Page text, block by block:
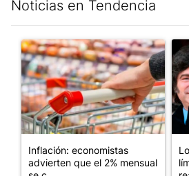
Noticias en Tendencia
Un artículo de tendencia con el
Inflación: economistas
advierten que el 2% mensual